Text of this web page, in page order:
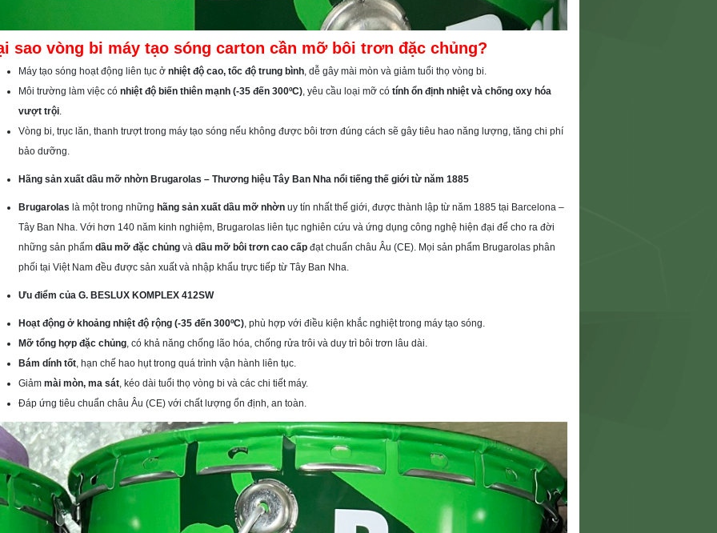
sao vòng bi máy tạo sóng carton cần mỡ bôi trơn đặc chủng?
Máy tạo sóng hoạt động liên tục ở nhiệt độ cao, tốc độ trung bình, dễ gây mài mòn và giảm tuổi thọ vòng bi.
Môi trường làm việc có nhiệt độ biến thiên mạnh (-35 đến 300ºC), yêu cầu loại mỡ có tính ổn định nhiệt và chống oxy hóa
vượt trội.
Vòng bi, trục lăn, thanh trượt trong máy tạo sóng nếu không được bôi trơn đúng cách sẽ gây tiêu hao năng lượng, tăng chi phí
bảo dưỡng.
Hãng sản xuất dầu mỡ nhờn Brugarolas – Thương hiệu Tây Ban Nha nổi tiếng thế giới từ năm 1885
Brugarolas là một trong những hãng sản xuất dầu mỡ nhờn uy tín nhất thế giới, được thành lập từ năm 1885 tại Barcelona –
Tây Ban Nha. Với hơn 140 năm kinh nghiệm, Brugarolas liên tục nghiên cứu và ứng dụng công nghệ hiện đại để cho ra đời
những sản phẩm dầu mỡ đặc chủng và dầu mỡ bôi trơn cao cấp đạt chuẩn châu Âu (CE). Mọi sản phẩm Brugarolas phân
phối tại Việt Nam đều được sản xuất và nhập khẩu trực tiếp từ Tây Ban Nha.
Ưu điểm của G. BESLUX KOMPLEX 412SW
Hoạt động ở khoảng nhiệt độ rộng (-35 đến 300ºC), phù hợp với điều kiện khắc nghiệt trong máy tạo sóng.
Mỡ tổng hợp đặc chủng, có khả năng chống lão hóa, chống rửa trôi và duy trì bôi trơn lâu dài.
Bám dính tốt, hạn chế hao hụt trong quá trình vận hành liên tục.
Giảm mài mòn, ma sát, kéo dài tuổi thọ vòng bi và các chi tiết máy.
Đáp ứng tiêu chuẩn châu Âu (CE) với chất lượng ổn định, an toàn.